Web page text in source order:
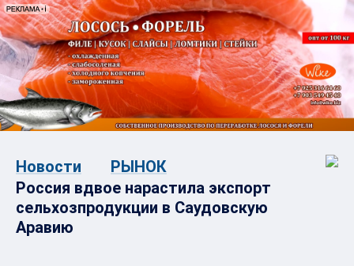
Новости
РЫНОК
Россия вдвое нарастила экспорт
сельхозпродукции в Саудовскую
Аравию